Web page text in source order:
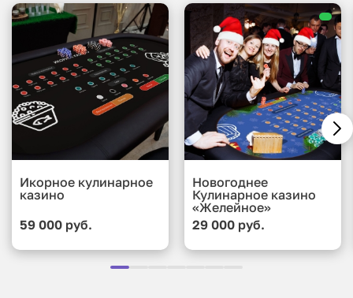
Икорное кулинарное
казино
59 000 руб.
Новогоднее
Кулинарное казино
«Желейное»
29 000 руб.